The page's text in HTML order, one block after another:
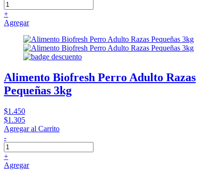
+
Agregar
Alimento Biofresh Perro Adulto Razas
Pequeñas 3kg
$1.450
$1.305
Agregar al Carrito
-
+
Agregar